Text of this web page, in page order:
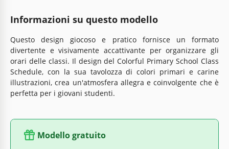
Informazioni su questo modello
Questo design giocoso e pratico fornisce un formato
divertente e visivamente accattivante per organizzare gli
orari delle classi. Il design del Colorful Primary School Class
Schedule, con la sua tavolozza di colori primari e carine
illustrazioni, crea un'atmosfera allegra e coinvolgente che è
perfetta per i giovani studenti.
Modello gratuito